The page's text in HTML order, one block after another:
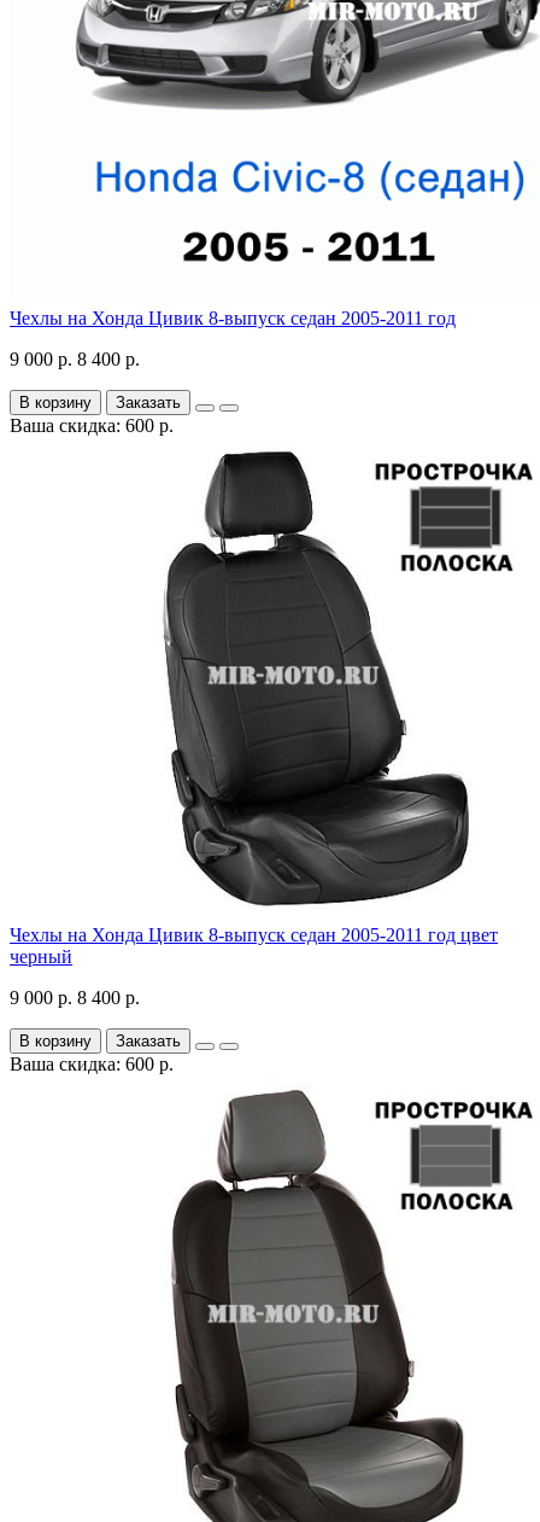
Чехлы на Хонда Цивик 8-выпуск седан 2005-2011 год
9 000 р. 8 400 р.
В корзину Заказать
Ваша скидка: 600 р.
Чехлы на Хонда Цивик 8-выпуск седан 2005-2011 год цвет
черный
9 000 р. 8 400 р.
В корзину Заказать
Ваша скидка: 600 р.